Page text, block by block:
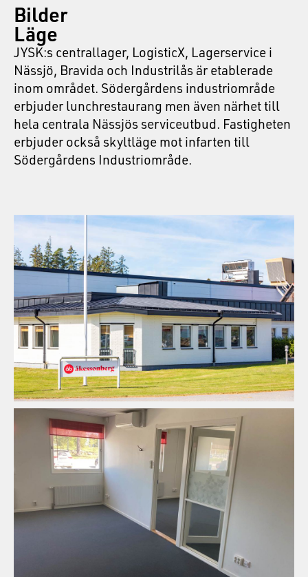
Läge
JYSK:s centrallager, LogisticX, Lagerservice i
Nässjö, Bravida och Industrilås är etablerade
inom området. Södergårdens industriområde
erbjuder lunchrestaurang men även närhet till
hela centrala Nässjös serviceutbud. Fastigheten
erbjuder också skyltläge mot infarten till
Södergårdens Industriområde.
Bilder